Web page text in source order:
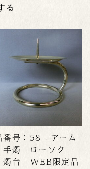
る
番号：58 アーム
燭 ローソク
台 WEB限定品